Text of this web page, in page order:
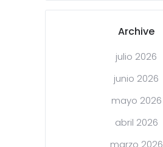
Archive
julio 2026
junio 2026
mayo 2026
abril 2026